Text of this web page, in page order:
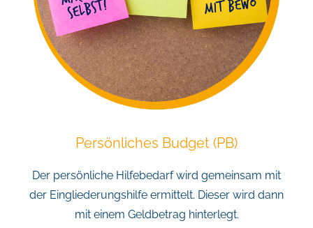
Persönliches Budget (PB)
Der persönliche Hilfebedarf wird gemeinsam mit
der Eingliederungshilfe ermittelt. Dieser wird dann
mit einem Geldbetrag hinterlegt.